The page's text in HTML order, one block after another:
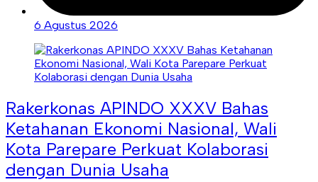
6 Agustus 2026
Rakerkonas APINDO XXXV Bahas
Ketahanan Ekonomi Nasional, Wali
Kota Parepare Perkuat Kolaborasi
dengan Dunia Usaha